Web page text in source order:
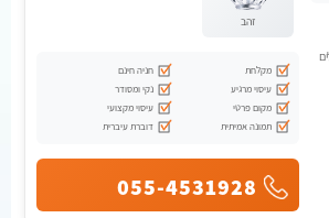
זהב
מקלחת
חניה חינם
עיסוי מרגיע
נקי ומסודר
מקום פרטי
עיסוי מקצועי
תמונה אמיתית
דוברת עיברית
055-4531928